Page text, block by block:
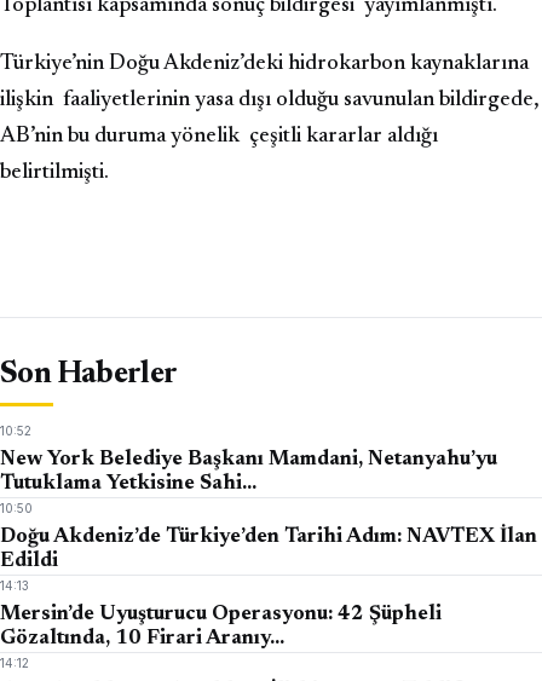
Toplantısı kapsamında sonuç bildirgesi yayımlanmıştı.
Türkiye’nin Doğu Akdeniz’deki hidrokarbon kaynaklarına
ilişkin faaliyetlerinin yasa dışı olduğu savunulan bildirgede,
AB’nin bu duruma yönelik çeşitli kararlar aldığı
belirtilmişti.
Son Haberler
10:52
New York Belediye Başkanı Mamdani, Netanyahu’yu
Tutuklama Yetkisine Sahi…
10:50
Doğu Akdeniz’de Türkiye’den Tarihi Adım: NAVTEX İlan
Edildi
14:13
Mersin’de Uyuşturucu Operasyonu: 42 Şüpheli
Gözaltında, 10 Firari Aranıy…
14:12